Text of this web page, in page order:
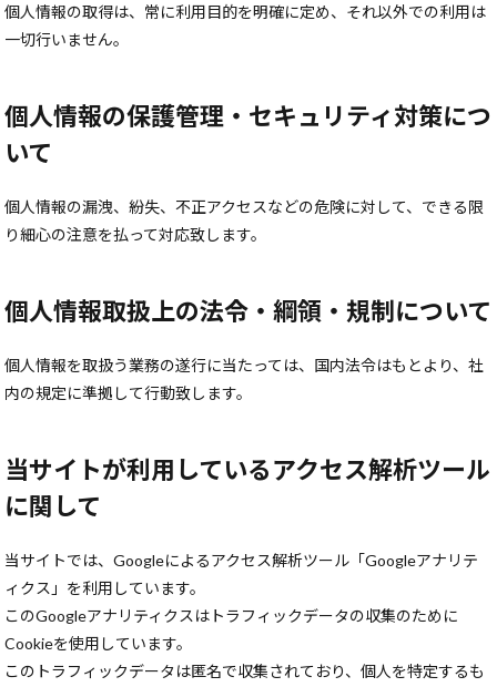
個人情報の取得は、常に利用目的を明確に定め、それ以外での利用は
一切行いません。
個人情報の保護管理・セキュリティ対策につ
いて
個人情報の漏洩、紛失、不正アクセスなどの危険に対して、できる限
り細心の注意を払って対応致します。
個人情報取扱上の法令・綱領・規制について
個人情報を取扱う業務の遂行に当たっては、国内法令はもとより、社
内の規定に準拠して行動致します。
当サイトが利用しているアクセス解析ツール
に関して
当サイトでは、Googleによるアクセス解析ツール「Googleアナリテ
ィクス」を利用しています。
このGoogleアナリティクスはトラフィックデータの収集のために
Cookieを使用しています。
このトラフィックデータは匿名で収集されており、個人を特定するも